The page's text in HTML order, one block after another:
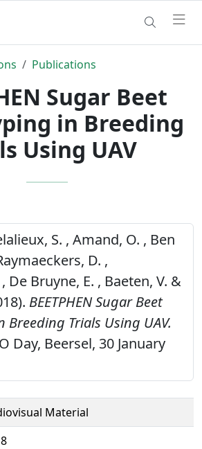
Publications
Sugar Beet
in Breeding
Using UAV
S. , Amand, O. , Ben
D. ,
De Bruyne, E. , Baeten, V. &
BEETPHEN Sugar Beet
Breeding Trials Using UAV.
Day, Beersel, 30 January
Material